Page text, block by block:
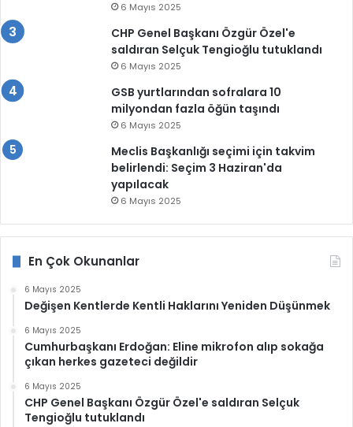
6 Mayıs 2025
CHP Genel Başkanı Özgür Özel'e
saldıran Selçuk Tengioğlu tutuklandı
6 Mayıs 2025
GSB yurtlarından sofralara 10
milyondan fazla öğün taşındı
6 Mayıs 2025
Meclis Başkanlığı seçimi için takvim
belirlendi: Seçim 3 Haziran'da
yapılacak
6 Mayıs 2025
En Çok Okunanlar
6 Mayıs 2025
Değişen Kentlerde Kentli Haklarını Yeniden Düşünmek
6 Mayıs 2025
Cumhurbaşkanı Erdoğan: Eline mikrofon alıp sokağa
çıkan herkes gazeteci değildir
6 Mayıs 2025
CHP Genel Başkanı Özgür Özel'e saldıran Selçuk
Tengioğlu tutuklandı